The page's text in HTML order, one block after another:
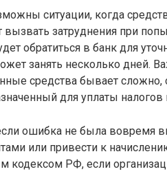
ситуации, когда
затруднения при
обратиться в банк для
занять несколько дней.
средства бывает сложно,
для уплаты
ошибка не была вовремя
или привести к
кодексом РФ, если